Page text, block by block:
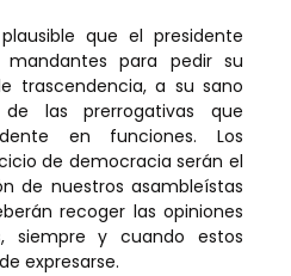
que el presidente
para pedir su
trascendencia, a su sano
las prerrogativas que
en funciones. Los
de democracia serán el
de nuestros asambleístas
recoger las opiniones
siempre y cuando estos
expresarse.